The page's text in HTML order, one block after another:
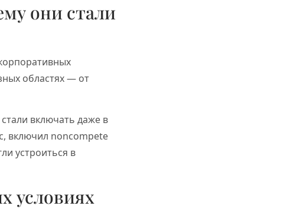
они стали
областях — от
включать даже в
включил noncompete
устроиться в
условиях